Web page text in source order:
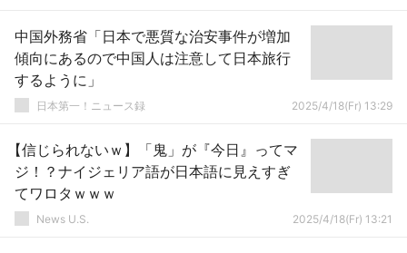
中国外務省「日本で悪質な治安事件が増加
傾向にあるので中国人は注意して日本旅行
するように」
日本第一！ニュース録 2025/4/18(Fr) 13:29
【信じられないｗ】「鬼」が『今日』ってマ
ジ！？ナイジェリア語が日本語に見えすぎ
てワロタｗｗｗ
News U.S. 2025/4/18(Fr) 13:21